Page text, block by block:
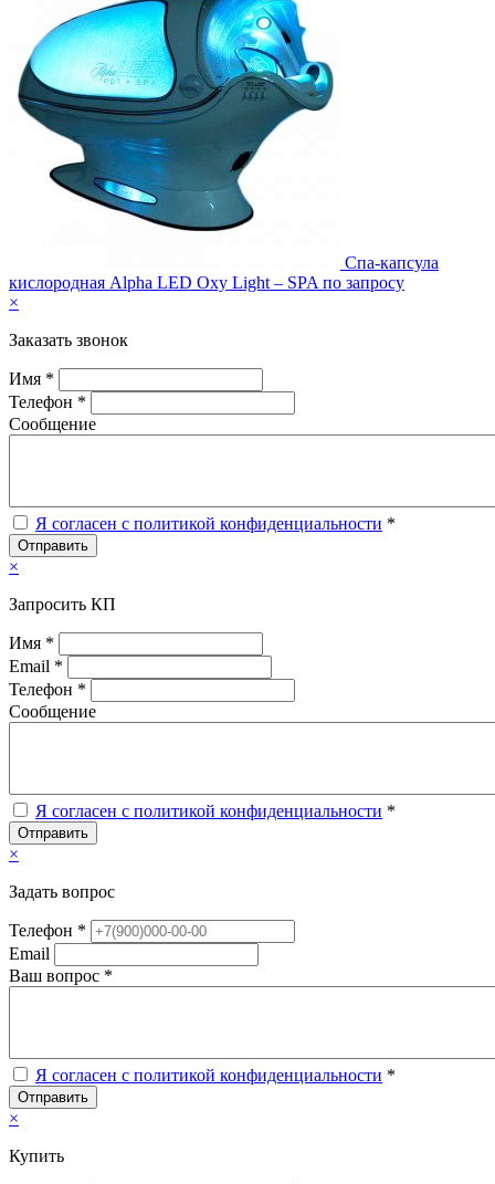
Спа-капсула
кислородная Alpha LED Oxy Light – SPA по запросу
×
Заказать звонок
Имя *
Телефон *
Сообщение
Я согласен с политикой конфиденциальности *
Отправить
×
Запросить КП
Имя *
Email *
Телефон *
Сообщение
Я согласен с политикой конфиденциальности *
Отправить
×
Задать вопрос
Телефон *
Email
Ваш вопрос *
Я согласен с политикой конфиденциальности *
Отправить
×
Купить